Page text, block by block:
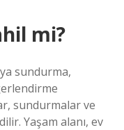
mi?
sundurma,
sundurmalar ve
Yaşam alanı, ev